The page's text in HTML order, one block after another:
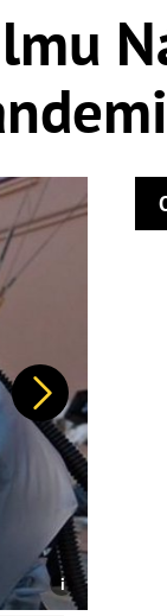
Další